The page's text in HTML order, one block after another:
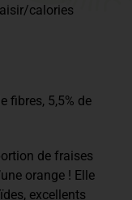
calories
fibres, 5,5% de
de fraises
orange ! Elle
excellents